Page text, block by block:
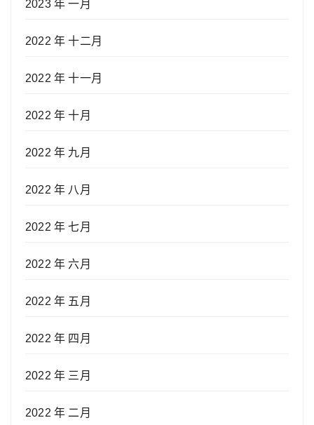
2023 年 一月
2022 年 十二月
2022 年 十一月
2022 年 十月
2022 年 九月
2022 年 八月
2022 年 七月
2022 年 六月
2022 年 五月
2022 年 四月
2022 年 三月
2022 年 二月